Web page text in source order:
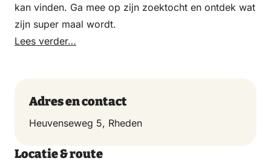
kan vinden. Ga mee op zijn zoektocht en ontdek wat
zijn super maal wordt.
Lees verder…
Adres en contact
Heuvenseweg 5, Rheden
Locatie & route